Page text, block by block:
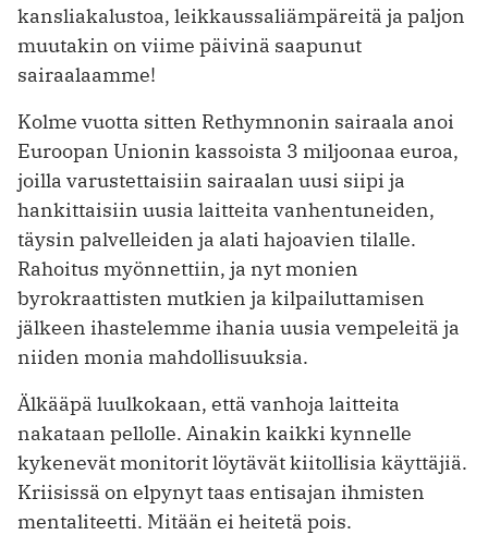
kansliakalustoa, leikkaussaliämpäreitä ja paljon
muutakin on viime päivinä saapunut
sairaalaamme!
Kolme vuotta sitten Rethymnonin sairaala anoi
Euroopan Unionin kassoista 3 miljoonaa euroa,
joilla varustettaisiin sairaalan uusi siipi ja
hankittaisiin uusia laitteita vanhentuneiden,
täysin palvelleiden ja alati hajoavien tilalle.
Rahoitus myönnettiin, ja nyt monien
byrokraattisten mutkien ja kilpailuttamisen
jälkeen ihastelemme ihania uusia vempeleitä ja
niiden monia mahdollisuuksia.
Älkääpä luulkokaan, että vanhoja laitteita
nakataan pellolle. Ainakin kaikki kynnelle
kykenevät monitorit löytävät kiitollisia käyttäjiä.
Kriisissä on elpynyt taas entisajan ihmisten
mentaliteetti. Mitään ei heitetä pois.